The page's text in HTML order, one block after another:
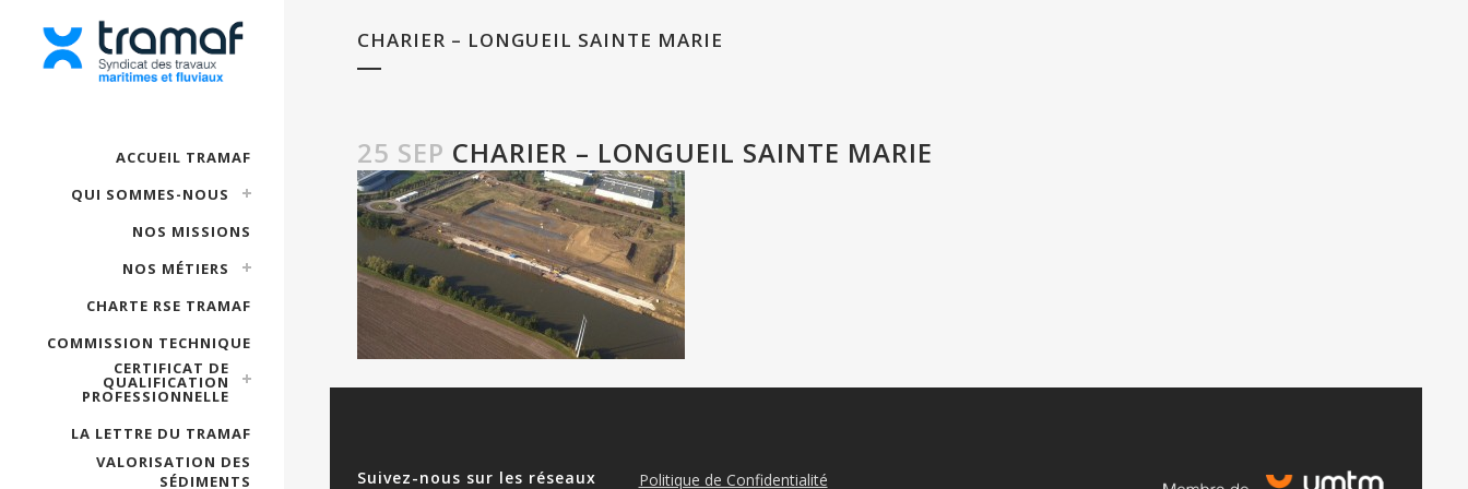
ACCUEIL TRAMAF
QUI SOMMES-NOUS
NOS MISSIONS
NOS MÉTIERS
CHARTE RSE TRAMAF
COMMISSION TECHNIQUE
CERTIFICAT DE
QUALIFICATION
PROFESSIONNELLE
LA LETTRE DU TRAMAF
VALORISATION DES
SÉDIMENTS
CHARIER – LONGUEIL SAINTE MARIE
25 SEP CHARIER – LONGUEIL SAINTE MARIE
Suivez-nous sur les réseaux
Politique de Confidentialité